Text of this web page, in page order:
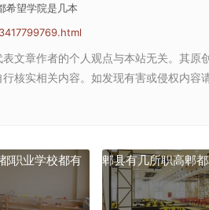
希望学院是几本
表文章作者的个人观点与本站无关。其
核实相关内容。如发现有害或侵权内
职业学校都有
郫县有几所职高郫